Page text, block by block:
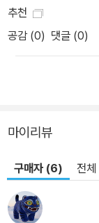
고 믿는 사람이 많다
은 우리 선조들이
쪽) 유대 신화에서는
고 여긴다. 혹은 선
로 존재할까? 정말
기를 두고 잘한다거
하는 과학의 대답은
벌어져야 하는 횟수
음이 없다. 감정도
추천
공감 (0) 댓글 (0)
마이리뷰
구매자 (6) 전